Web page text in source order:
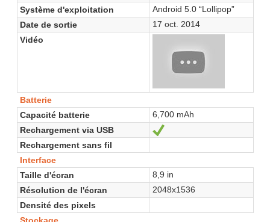
Système d'exploitation
Android 5.0 “Lollipop”
Date de sortie
17 oct. 2014
Vidéo
Batterie
Capacité batterie
6,700 mAh
Rechargement via USB
Rechargement sans fil
Interface
Taille d'écran
8,9 in
Résolution de l'écran
2048x1536
Densité des pixels
Stockage